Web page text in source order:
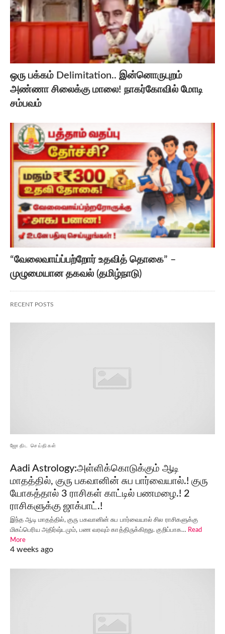
ஒரு பக்கம் Delimitation.. இன்னொருபுறம்
அண்ணா சிலைக்கு மாலை! நாகர்கோவில் மோடி
சம்பவம்
“வேலைவாய்ப்பற்றோர் உதவித் தொகை” –
முழுமையான தகவல் (தமிழ்நாடு)
RECENT POSTS
ஜோதிட செய்திகள்
Aadi Astrology:அள்ளிக்கொடுக்கும் ஆடி
மாதத்தில், குரு பகவானின் சுப பார்வையால்.! குரு
யோகத்தால் 3 ராசிகள் காட்டில் பணமழை.! 2
ராசிகளுக்கு ஜாக்பாட்.!
இந்த ஆடி மாதத்தில், குரு பகவானின் சுப பார்வையால் சில ராசிகளுக்கு
மிகப்பெரிய அதிர்ஷ்டமும், பண வரவும் காத்திருக்கிறது. குறிப்பாக… Read
More
4 weeks ago